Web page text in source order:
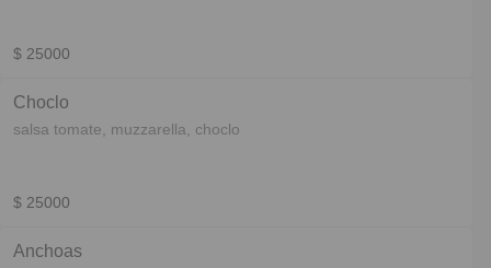
$ 25000
Choclo
salsa tomate, muzzarella, choclo
$ 25000
Anchoas